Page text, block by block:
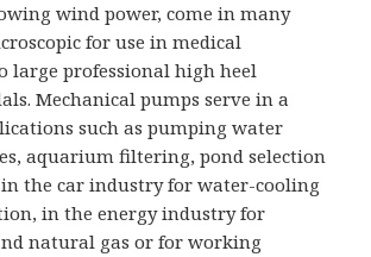
wind power, come in many
for use in medical
large professional high heel
Mechanical pumps serve in a
such as pumping water
aquarium filtering, pond selection
the car industry for water-cooling
in the energy industry for
natural gas or for working